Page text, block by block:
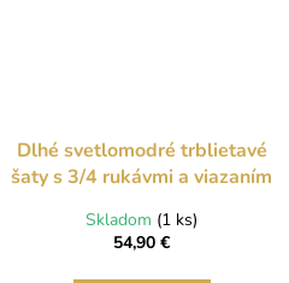
Dlhé svetlomodré trblietavé
šaty s 3/4 rukávmi a viazaním
Skladom (1 ks)
54,90 €